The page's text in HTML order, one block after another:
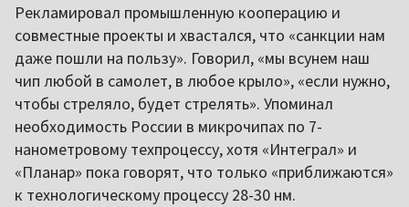
Рекламировал промышленную кооперацию и
совместные проекты и хвастался, что «санкции нам
даже пошли на пользу». Говорил, «мы всунем наш
чип любой в самолет, в любое крыло», «если нужно,
чтобы стреляло, будет стрелять». Упоминал
необходимость России в микрочипах по 7-
нанометровому техпроцессу, хотя «Интеграл» и
«Планар» пока говорят, что только «приближаются»
к технологическому процессу 28-30 нм.